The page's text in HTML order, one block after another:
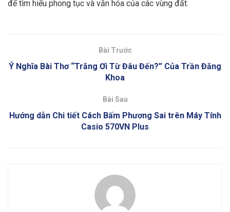
để tìm hiểu phong tục và văn hóa của các vùng đất.
Bài Trước
Ý Nghĩa Bài Thơ “Trăng Ơi Từ Đâu Đến?” Của Trần Đăng
Khoa
Bài Sau
Hướng dẫn Chi tiết Cách Bấm Phương Sai trên Máy Tính
Casio 570VN Plus